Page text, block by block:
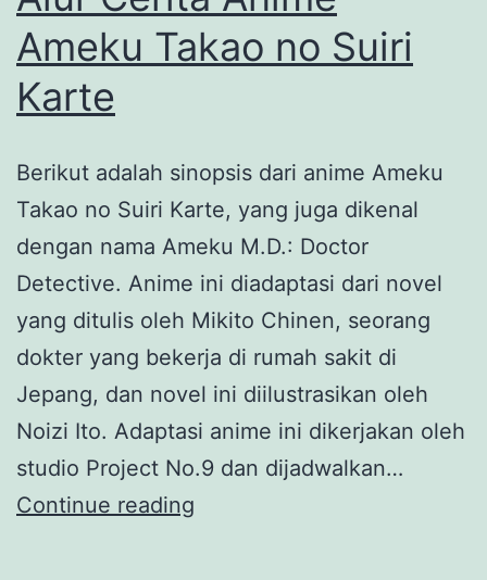
Koto
ni
Ameku Takao no Suiri
Karte
Berikut adalah sinopsis dari anime Ameku
Takao no Suiri Karte, yang juga dikenal
dengan nama Ameku M.D.: Doctor
Detective. Anime ini diadaptasi dari novel
yang ditulis oleh Mikito Chinen, seorang
dokter yang bekerja di rumah sakit di
Jepang, dan novel ini diilustrasikan oleh
Noizi Ito. Adaptasi anime ini dikerjakan oleh
studio Project No.9 dan dijadwalkan…
Continue reading